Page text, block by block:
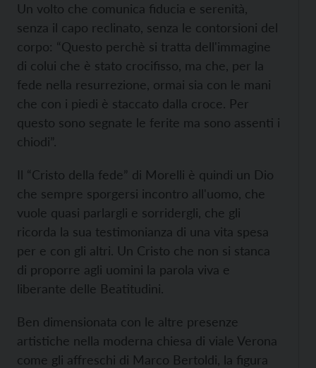
Un volto che comunica fiducia e serenità,
senza il capo reclinato, senza le contorsioni del
corpo: “Questo perchè si tratta dell'immagine
di colui che è stato crocifisso, ma che, per la
fede nella resurrezione, ormai sia con le mani
che con i piedi è staccato dalla croce. Per
questo sono segnate le ferite ma sono assenti i
chiodi”.
Il “Cristo della fede” di Morelli è quindi un Dio
che sempre sporgersi incontro all'uomo, che
vuole quasi parlargli e sorridergli, che gli
ricorda la sua testimonianza di una vita spesa
per e con gli altri. Un Cristo che non si stanca
di proporre agli uomini la parola viva e
liberante delle Beatitudini.
Ben dimensionata con le altre presenze
artistiche nella moderna chiesa di viale Verona
come gli affreschi di Marco Bertoldi, la figura